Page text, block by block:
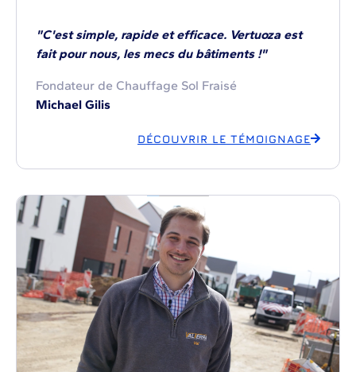
"C'est simple, rapide et efficace. Vertuoza est
fait pour nous, les mecs du bâtiments !"
Fondateur de Chauffage Sol Fraisé
Michael Gilis
DÉCOUVRIR LE TÉMOIGNAGE